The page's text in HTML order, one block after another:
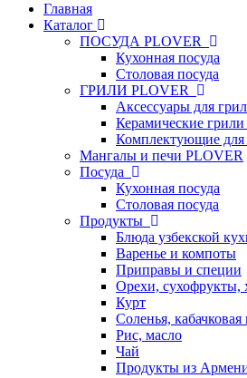
Главная
Каталог
ПОСУДА PLOVER
Кухонная посуда
Столовая посуда
ГРИЛИ PLOVER
Аксессуары для
Керамические
Комплектующие для
Мангалы и печи PLOVER
Посуда
Кухонная посуда
Столовая посуда
Продукты
Блюда узбекской
Варенье и компоты
Приправы и специи
Орехи, сухофрукты,
Курт
Соленья, кабачковая
Рис, масло
Чай
Продукты из